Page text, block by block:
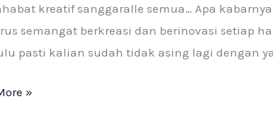
kreatif sanggaralle semua… Apa
semangat berkreasi dan berinovasi setiap
pasti kalian sudah tidak asing lagi dengan
»